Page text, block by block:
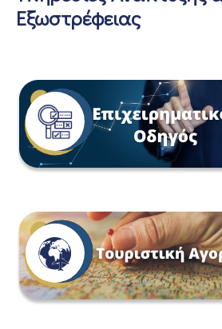
Εξωστρέφειας